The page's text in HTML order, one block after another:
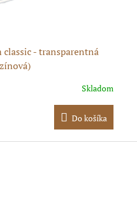
- transparentná
Skladom
Do košíka